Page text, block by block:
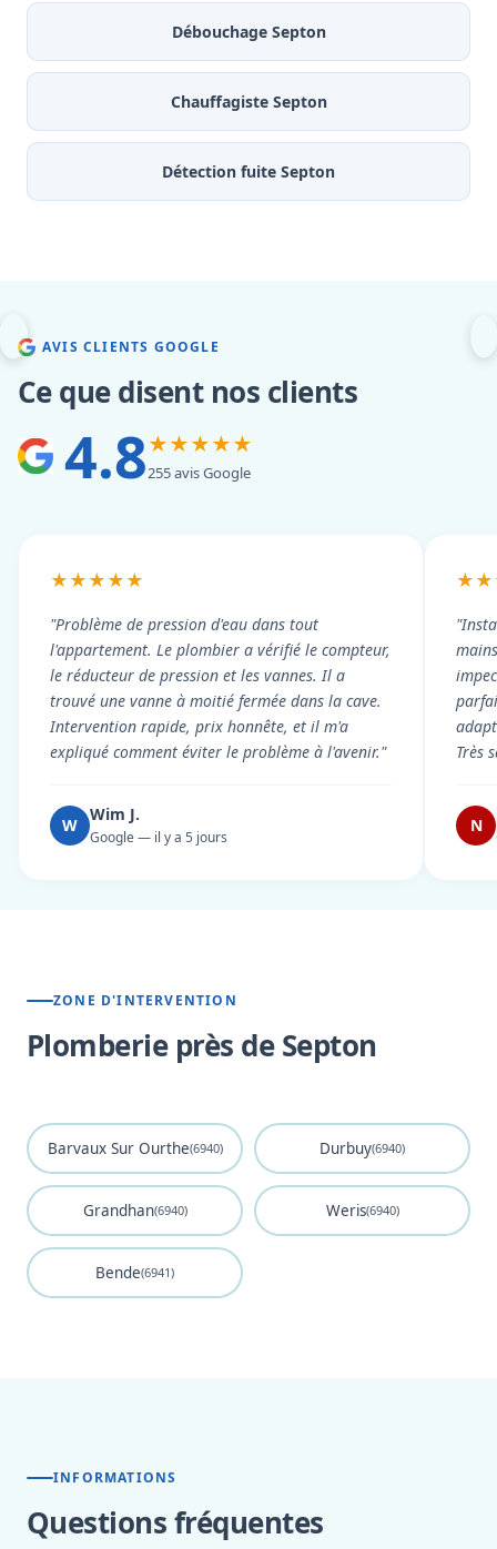
Débouchage Septon
Chauffagiste Septon
Détection fuite Septon
AVIS CLIENTS GOOGLE
Ce que disent nos clients
4.8★★★★★
255 avis Google
★★★★★
"Problème de pression d'eau dans tout
l'appartement. Le plombier a vérifié le compteur,
le réducteur de pression et les vannes. Il a
trouvé une vanne à moitié fermée dans la cave.
Intervention rapide, prix honnête, et il m'a
expliqué comment éviter le problème à l'avenir."
W
Wim J.
Google — il y a 5 jours
Très
N
ZONE D'INTERVENTION
Plomberie près de Septon
Barvaux Sur Ourthe(6940) Durbuy(6940)
Grandhan(6940) Weris(6940)
Bende(6941)
INFORMATIONS
Questions fréquentes